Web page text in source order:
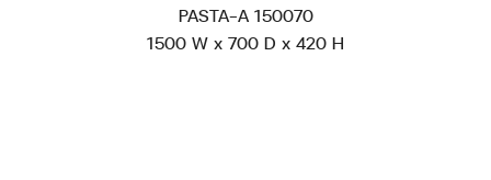
PASTA-A 150070
1500 W x 700 D x 420 H